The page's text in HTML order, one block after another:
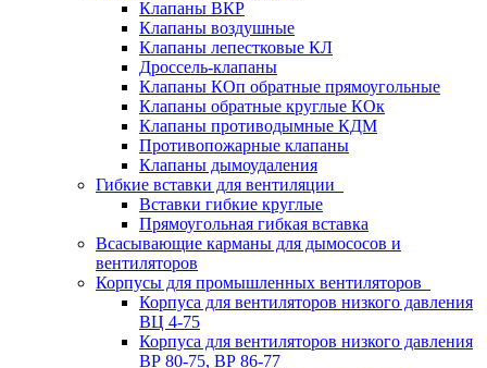
Клапаны ВКР
Клапаны воздушные
Клапаны лепестковые КЛ
Дроссель-клапаны
Клапаны КОп обратные прямоугольные
Клапаны обратные круглые КОк
Клапаны противодымные КДМ
Противопожарные клапаны
Клапаны дымоудаления
Гибкие вставки для вентиляции
Вставки гибкие круглые
Прямоугольная гибкая вставка
Всасывающие карманы для дымососов и
вентиляторов
Корпусы для промышленных вентиляторов
Корпуса для вентиляторов низкого давления
ВЦ 4-75
Корпуса для вентиляторов низкого давления
ВР 80-75, ВР 86-77